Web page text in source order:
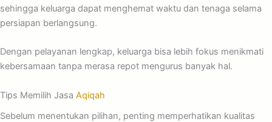
sehingga keluarga dapat menghemat waktu dan tenaga selama
persiapan berlangsung.
Dengan pelayanan lengkap, keluarga bisa lebih fokus menikmati
kebersamaan tanpa merasa repot mengurus banyak hal.
Tips Memilih Jasa Aqiqah
Sebelum menentukan pilihan, penting memperhatikan kualitas